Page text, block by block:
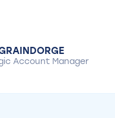
Account Manager